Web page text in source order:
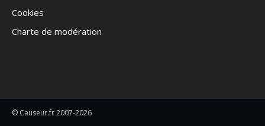
Cookies
Charte de modération
© Causeur.fr 2007-2026